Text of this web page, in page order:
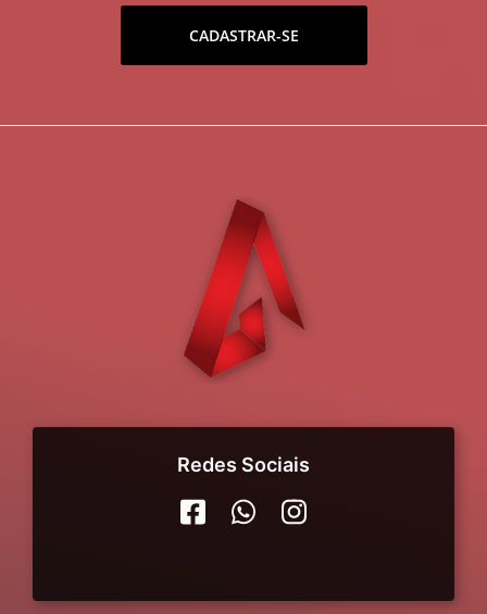
CADASTRAR-SE
Redes Sociais